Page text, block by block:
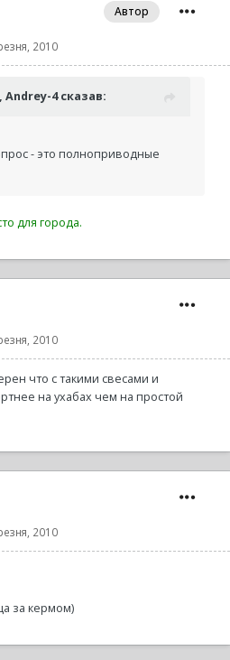
2010
Автор
Andrey-4 сказав:
- это полноприводные
для города.
2010
что с такими свесами и
на ухабах чем на простой
2010
за кермом)